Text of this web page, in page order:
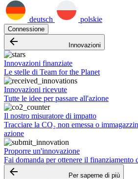
deutsch polskie
Connessione
arrow_backward Innovazioni
Innovazioni finanziate
Le stelle di Team for the Planet
Innovazioni ricevute
Tutte le idee per passare all'azione
Il nostro misuratore di impatto
Tracciare la CO₂ non emessa o
azione
Proporre un'innovazione
Fai domanda per ottenere il finanziamento
arrow_backward Per saperne di più